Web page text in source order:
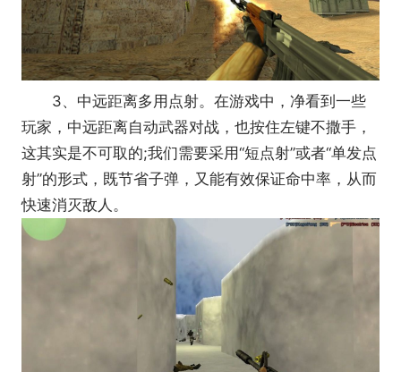
3、中远距离多用点射。在游戏中，净看到一些
玩家，中远距离自动武器对战，也按住左键不撒手，
这其实是不可取的;我们需要采用“短点射”或者“单发点
射”的形式，既节省子弹，又能有效保证命中率，从而
快速消灭敌人。